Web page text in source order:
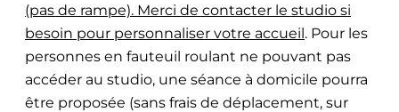
(pas de rampe). Merci de contacter le studio si
besoin pour personnaliser votre accueil. Pour les
personnes en fauteuil roulant ne pouvant pas
accéder au studio, une séance à domicile pourra
être proposée (sans frais de déplacement, sur